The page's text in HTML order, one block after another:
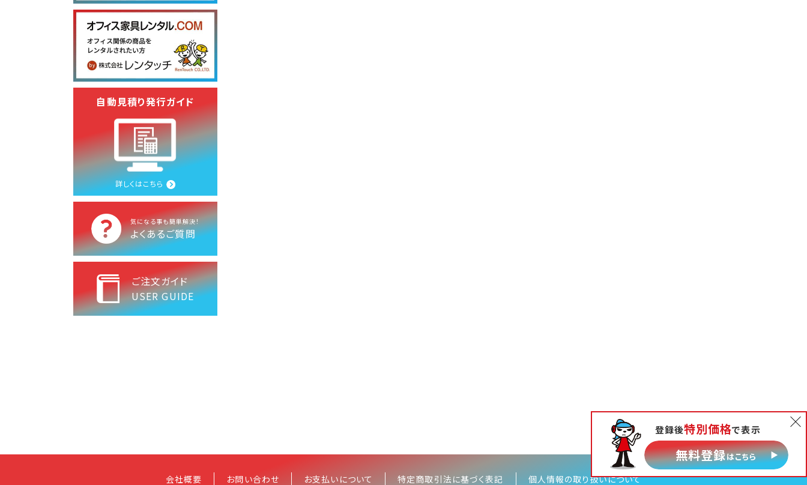
登録後特別価格で表示
無料登録はこちら
自動見積り発行ガイド
詳しくはこちら
気になる事も簡単解決！
よくあるご質問
ご注文ガイド
USER GUIDE
会社概要 お問い合わせ お支払いについて 特定商取引法に基づく表記 個人情報の取り扱いについて